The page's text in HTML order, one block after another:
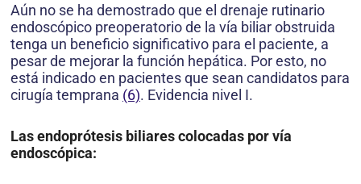
Aún no se ha demostrado que el drenaje rutinario
endoscópico preoperatorio de la vía biliar obstruida
tenga un beneficio significativo para el paciente, a
pesar de mejorar la función hepática. Por esto, no
está indicado en pacientes que sean candidatos para
cirugía temprana (6). Evidencia nivel I.
Las endoprótesis biliares colocadas por vía
endoscópica: